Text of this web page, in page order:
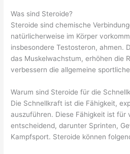
Was sind Steroide?
Steroide sind chemische
natürlicherweise im Körper
insbesondere Testosteron, ahmen.
das Muskelwachstum, erhöhen die
verbessern die allgemeine
Warum sind Steroide für die
Die Schnellkraft ist die Fähigkeit,
auszuführen. Diese Fähigkeit ist für
entscheidend, darunter Sprinten,
Kampfsport. Steroide können